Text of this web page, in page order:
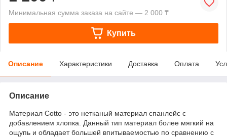
Минимальная сумма заказа на сайте — 2 000 ₸
Купить
Описание Характеристики Доставка Оплата
Описание
Материал Cotto - это нетканый материал спанлейс с
добавлением хлопка. Данный тип материал более мягкий на
ощупь и обладает большей впитываемостью по сравнению с